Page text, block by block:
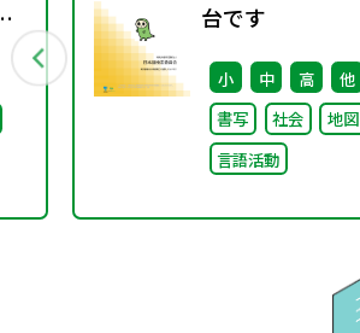
台です
小 中 高 他
書写
社会 地図
言語活動